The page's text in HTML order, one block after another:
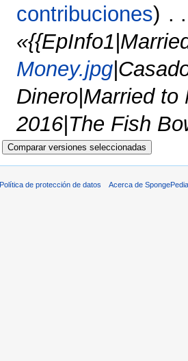
contribuciones)
.
Money.jpg
Dinero|Married to
2016|The Fish
Política de protección de datos Acerca de